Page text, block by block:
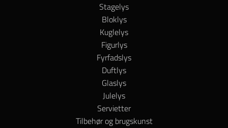
Stagelys
Bloklys
Kuglelys
Figurlys
Fyrfadslys
Duftlys
Glaslys
Julelys
Servietter
Tilbehør og brugskunst